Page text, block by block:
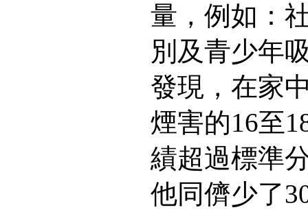
量，例如：
別及青少年
發現，在家
煙害的16至
績超過標準
他同儕少了